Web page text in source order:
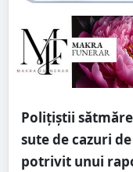
Polițiștii
sute de cazuri
potrivit unui